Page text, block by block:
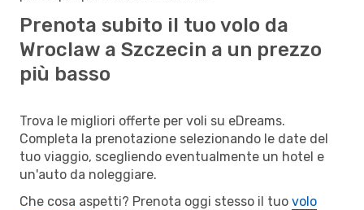
Prenota subito il tuo volo da
Wroclaw a Szczecin a un prezzo
più basso
Trova le migliori offerte per voli su eDreams.
Completa la prenotazione selezionando le date del
tuo viaggio, scegliendo eventualmente un hotel e
un'auto da noleggiare.
Che cosa aspetti? Prenota oggi stesso il tuo volo